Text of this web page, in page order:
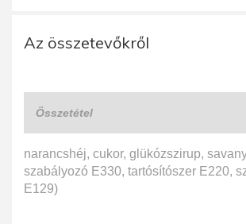
Az összetevőkről
Összetétel
narancshéj, cukor, glükózszirup,
szabályozó E330, tartósítószer E220,
E129)